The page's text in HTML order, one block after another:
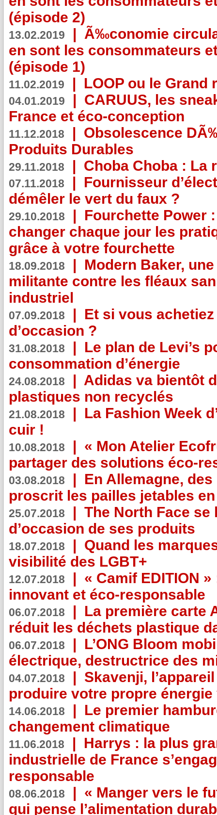
(épisode 2)
13.02.2019 | Ã‰conomie
en sont les consommateurs
(épisode 1)
11.02.2019 | LOOP ou le Grand
04.01.2019 | CARUUS, les
France et éco-conception
11.12.2018 | Obsolescence
Produits Durables
29.11.2018 | Choba Choba : La
07.11.2018 | Fournisseur
démêler le vert du faux ?
29.10.2018 | Fourchette Power
changer chaque jour les
grâce à votre fourchette
18.09.2018 | Modern Baker,
militante contre les fléaux
industriel
07.09.2018 | Et si vous
d’occasion ?
31.08.2018 | Le plan de Levi’s
consommation d’énergie
24.08.2018 | Adidas va bientôt
plastiques non recyclés
21.08.2018 | La Fashion Week
cuir !
10.08.2018 | « Mon Atelier
partager des solutions éco-
03.08.2018 | En Allemagne,
proscrit les pailles jetables
25.07.2018 | The North Face se
d’occasion de ses produits
18.07.2018 | Quand les
visibilité des LGBT+
12.07.2018 | « Camif EDITION
innovant et éco-responsable
06.07.2018 | La première carte
réduit les déchets plastique
06.07.2018 | L’ONG Bloom
électrique, destructrice des
04.07.2018 | Skavenji,
produire votre propre
14.06.2018 | Le premier
changement climatique
11.06.2018 | Harrys : la plus
industrielle de France
responsable
08.06.2018 | « Manger vers le
qui pense l’alimentation